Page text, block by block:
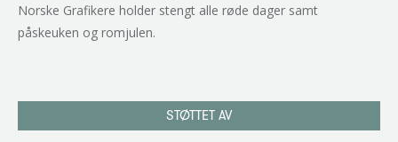
Norske Grafikere holder stengt alle røde dager samt
påskeuken og romjulen.
STØTTET AV